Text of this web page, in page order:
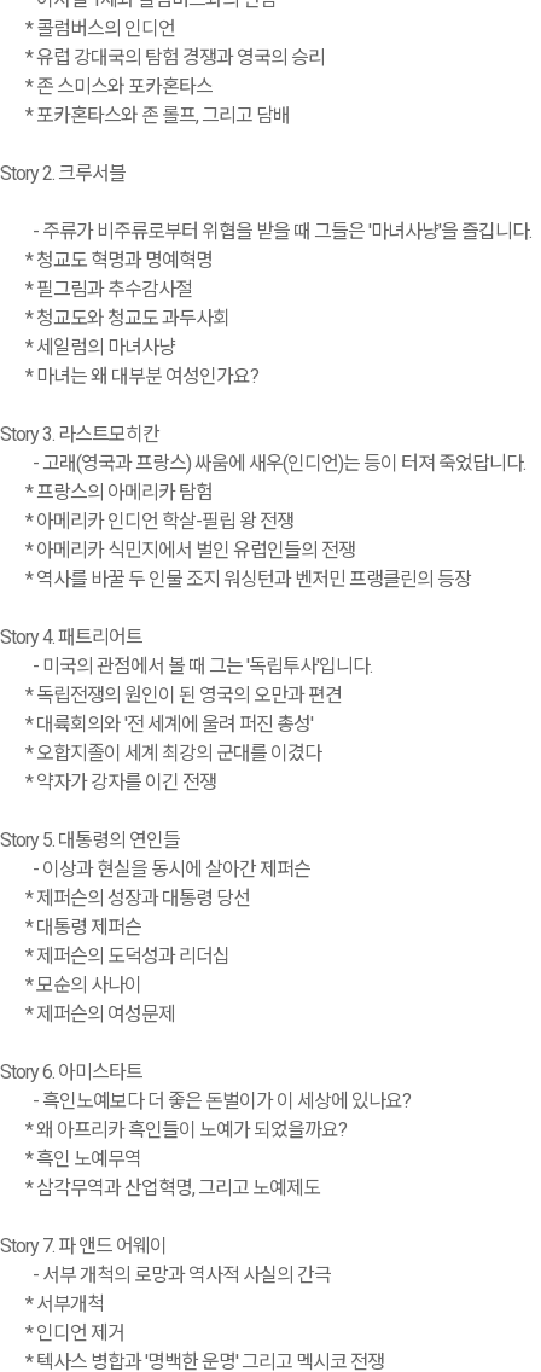
* 콜럼버스의 인디언
* 유럽 강대국의 탐험 경쟁과 영국의 승리
* 존 스미스와 포카혼타스
* 포카혼타스와 존 롤프, 그리고 담배
Story 2. 크루서블
- 주류가 비주류로부터 위협을 받을 때 그들은 '마녀사냥'을 즐깁니다.
* 청교도 혁명과 명예혁명
* 필그림과 추수감사절
* 청교도와 청교도 과두사회
* 세일럼의 마녀사냥
* 마녀는 왜 대부분 여성인가요?
Story 3. 라스트모히칸
- 고래(영국과 프랑스) 싸움에 새우(인디언)는 등이 터져 죽었답니다.
* 프랑스의 아메리카 탐험
* 아메리카 인디언 학살-필립 왕 전쟁
* 아메리카 식민지에서 벌인 유럽인들의 전쟁
* 역사를 바꿀 두 인물 조지 워싱턴과 벤저민 프랭클린의 등장
Story 4. 패트리어트
- 미국의 관점에서 볼 때 그는 '독립투사'입니다.
* 독립전쟁의 원인이 된 영국의 오만과 편견
* 대륙회의와 '전 세계에 울려 퍼진 총성'
* 오합지졸이 세계 최강의 군대를 이겼다
* 약자가 강자를 이긴 전쟁
Story 5. 대통령의 연인들
- 이상과 현실을 동시에 살아간 제퍼슨
* 제퍼슨의 성장과 대통령 당선
* 대통령 제퍼슨
* 제퍼슨의 도덕성과 리더십
* 모순의 사나이
* 제퍼슨의 여성문제
Story 6. 아미스타트
- 흑인노예보다 더 좋은 돈벌이가 이 세상에 있나요?
* 왜 아프리카 흑인들이 노예가 되었을까요?
* 흑인 노예무역
* 삼각무역과 산업혁명, 그리고 노예제도
Story 7. 파 앤드 어웨이
- 서부 개척의 로망과 역사적 사실의 간극
* 서부개척
* 인디언 제거
* 텍사스 병합과 '명백한 운명' 그리고 멕시코 전쟁